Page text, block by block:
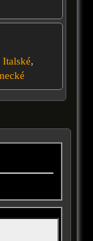
Italské,